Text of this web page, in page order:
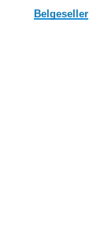
Belgeseller